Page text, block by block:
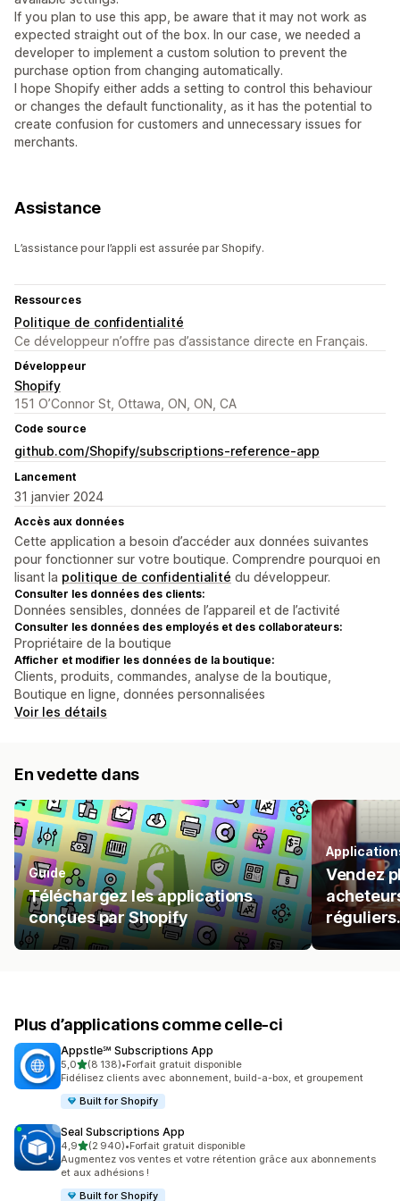
If you plan to use this app, be aware that it may not work as
expected straight out of the box. In our case, we needed a
developer to implement a custom solution to prevent the
purchase option from changing automatically.
I hope Shopify either adds a setting to control this behaviour
or changes the default functionality, as it has the potential to
create confusion for customers and unnecessary issues for
merchants.
Assistance
L’assistance pour l’appli est assurée par Shopify.
Ressources
Politique de confidentialité
Ce développeur n’offre pas d’assistance directe en Français.
Développeur
Shopify
151 O’Connor St, Ottawa, ON, ON, CA
Code source
github.com/Shopify/subscriptions-reference-app
Lancement
31 janvier 2024
Accès aux données
Cette application a besoin d’accéder aux données suivantes
pour fonctionner sur votre boutique. Comprendre pourquoi en
lisant la politique de confidentialité du développeur.
Consulter les données des clients:
Données sensibles, données de l’appareil et de l’activité
Consulter les données des employés et des collaborateurs:
Propriétaire de la boutique
Afficher et modifier les données de la boutique:
Clients, produits, commandes, analyse de la boutique,
Boutique en ligne, données personnalisées
Voir les détails
En vedette dans
Guide
Téléchargez les applications
conçues par Shopify
Vendez
réguliers.
Plus d’applications comme celle-ci
Appstle℠ Subscriptions App
5,0étoile(s) sur 5
(8 138)
8138 avis au total
•Forfait gratuit disponible
Fidélisez clients avec abonnement, build-a-box, et groupement
Built for Shopify
Seal Subscriptions App
4,9étoile(s) sur 5
(2 940)
2940 avis au total
•Forfait gratuit disponible
Augmentez vos ventes et votre rétention grâce aux abonnements
et aux adhésions !
Built for Shopify